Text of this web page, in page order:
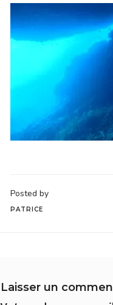
Posted by
PATRICE
Laisser un